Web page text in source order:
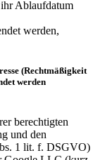
Ablaufdatum
werden,
(Rechtmäßigkeit
werden
berechtigten
und den
1 lit. f. DSGVO)